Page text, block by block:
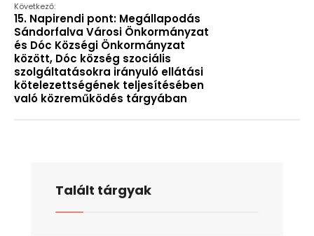
Következő:
15. Napirendi pont: Megállapodás
Sándorfalva Városi Önkormányzat
és Dóc Községi Önkormányzat
között, Dóc község szociális
szolgáltatásokra irányuló ellátási
kötelezettségének teljesítésében
való közreműködés tárgyában
Talált tárgyak